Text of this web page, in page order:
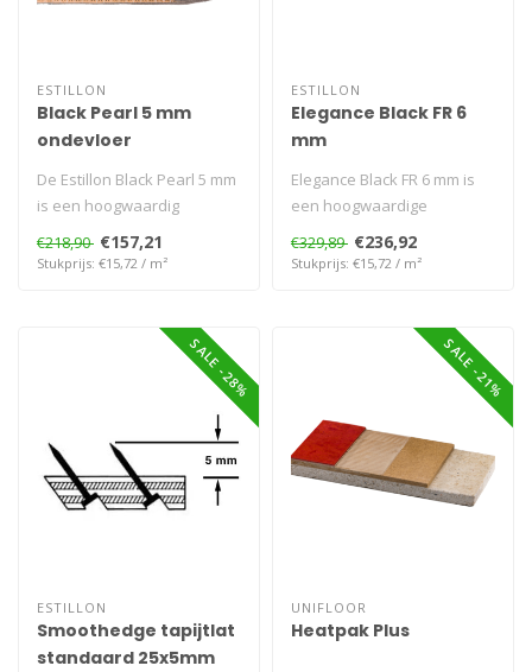
ESTILLON
Black Pearl 5 mm
ondevloer
De Estillon Black Pearl 5 mm
is een hoogwaardig
rubberen ondertapijt voor
tapijt..
€218,90 €157,21
Stukprijs: €15,72 / m²
ESTILLON
Elegance Black FR 6
mm
Elegance Black FR 6 mm is
een hoogwaardige
ondervloer voor tapijt,
gemaakt van g..
€329,89 €236,92
Stukprijs: €15,72 / m²
SALE -28%
ESTILLON
Smoothedge tapijtlat
standaard 25x5mm
SALE -21%
UNIFLOOR
Heatpak Plus